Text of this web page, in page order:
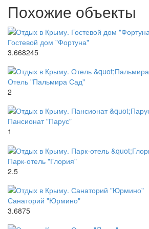
Похожие объекты
Гостевой дом "Фортуна"
3.668245
Отель "Пальмира Сад"
2
Пансионат "Парус"
1
Парк-отель "Глория"
2.5
Санаторий "Юрмино"
3.6875